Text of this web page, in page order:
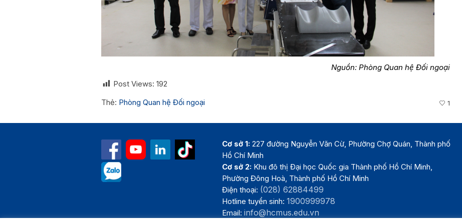
Nguồn: Phòng Quan hệ Đối ngoại
Post Views: 192
Thẻ: Phòng Quan hệ Đối ngoại 1
Cơ sở 1: 227 đường Nguyễn Văn Cừ, Phường Chợ Quán, Thành phố
Hồ Chí Minh
Cơ sở 2: Khu đô thị Đại học Quốc gia Thành phố Hồ Chí Minh,
Phường Đông Hoà, Thành phố Hồ Chí Minh
Điện thoại: (028) 62884499
Hotline tuyển sinh:1900999978
Email:info@hcmus.edu.vn